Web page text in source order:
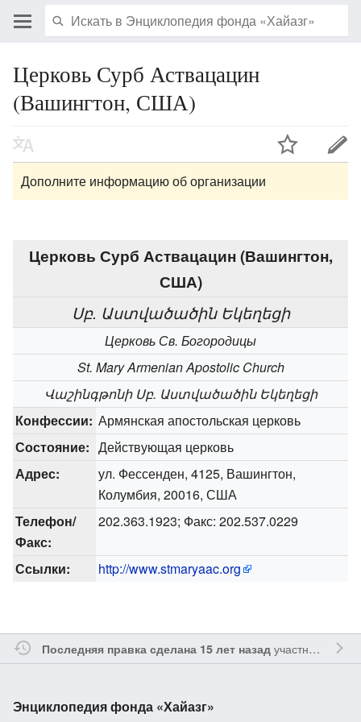
Церковь Сурб Аствацацин
(Вашингтон, США)
Дополните информацию об организации
Церковь Сурб Аствацацин (Вашингтон,
США)
Սբ. Աստվածածին Եկեղեցի
Церковь Св. Богородицы
St. Mary Armenian Apostolic Church
Վաշինգթոնի Սբ. Աստվածածին Եկեղեցի
Конфессии: Армянская апостольская церковь
Состояние: Действующая церковь
Адрес:
ул. Фессенден, 4125, Вашингтон,
Колумбия, 20016, США
Телефон/
Факс:
202.363.1923; Факс: 202.537.0229
Ссылки: http://www.stmaryaac.org
Последняя правка сделана 15 лет назадучастником
Энциклопедия фонда «Хайазг»